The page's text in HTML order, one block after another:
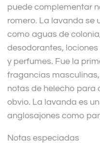
puede complementar
romero. La lavanda se
como aguas de
desodorantes,
y perfumes. Fue la
fragancias
notas de helecho para
obvio. La lavanda es
anglosajones como
Notas especiadas